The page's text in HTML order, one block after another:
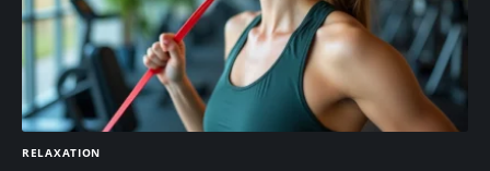
RELAXATION